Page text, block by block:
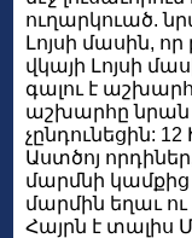
ուղարկուած.
Լոյսի մասին, որ
վկայի Լոյսի
գալու է
աշխարհը նրան
չընդունեցին:
Աստծոյ
մարմնի կամքից
մարմին եղաւ
Հայրն է տալիս